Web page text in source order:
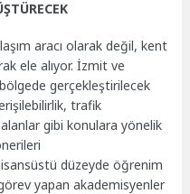
aracı olarak değil, kent
ele alıyor. İzmit ve
gerçekleştirilecek
trafik
gibi konulara yönelik
düzeyde öğrenim
yapan akademisyenler